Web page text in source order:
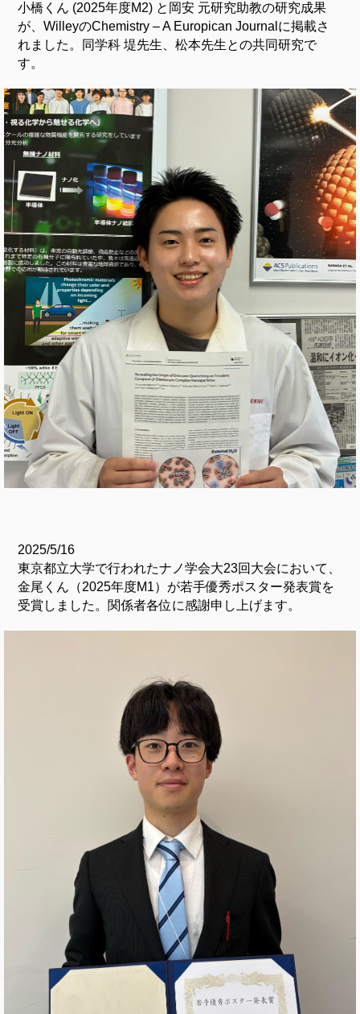
小橋くん (2025年度M2) と岡安 元研究助教の研究成果
が、WilleyのChemistry – A Europican Journalに掲載さ
れました。同学科 堤先生、松本先生との共同研究で
す。
2025/5/16
東京都立大学で行われたナノ学会大23回大会において、
金尾くん（2025年度M1）が若手優秀ポスター発表賞を
受賞しました。関係者各位に感謝申し上げます。